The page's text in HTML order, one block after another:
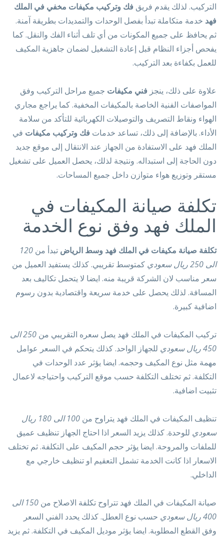
التركيب. لذلك يقدم فريق فك وتركيب مكيفات مخفي في الملك
فهد خدمة متكاملة تبدأ بفصل الوحدات والتمديدات بطريقة آمنة.
ثم يحافظ على جميع المكونات من أي تلف أثناء الفك والنقل. كما
يفحص أجزاء النظام قبل إعادة التشغيل لضمان جاهزية المكيف
للعمل بكفاءة بعد التركيب.
علاوة على ذلك، ينجز فني مكيفات جميع مراحل التركيب وفق
المواصفات الفنية الخاصة بالمكيفات المخفية. كما يراجع مجاري
الهواء ونقاط التصريف والتوصيلات الكهربائية للتأكد من سلامة
الأداء. بالإضافة إلى ذلك، تساعد خدمات فك وتركيب مكيفات في
الملك فهد على الاستفادة من الجهاز عند الانتقال إلى موقع جديد
دون الحاجة إلى استبداله. ونتيجة لذلك، يحصل العميل على تشغيل
مستقر وتوزيع هواء متوازن داخل جميع المساحات.
تكلفة صيانة المكيفات في
الملك فهد وفق نوع الخدمة
تكلفة صيانة مكيفات في الملك فهد وسط الرياض تبدأ من 120
الى 250 ريال سعودي
كمتوسط تقريبي. كذلك يستفيد العميل من
سعر مناسب لان الشركة قريبة منه. ايضا لا يتحمل تكاليف بعد
المسافة. لذلك يحصل على خدمة سريعة واقتصادية بدون رسوم
اضافية كبيرة.
تركيب المكيفات في الملك فهد يصل سعره التقريبي من
250 الى
450 ريال سعودي
للجهاز الواحد. كذلك يتحكم في السعر عوامل
مهمة مثل نوع المكيف وحجمه. ايضا يؤثر عدد الوحدات في
التكلفة. ثم تختلف التكلفة حسب موقع التركيب واحتياجه لاعمال
تثبيت اضافية.
تنظيف المكيفات في الملك فهد يتراوح من
100 الى 180 ريال
سعودي للوحدة. كذلك يزيد السعر اذا احتاج الجهاز تنظيف عميق
للملفات والمروحة. ايضا يؤثر حجم المكيف على التكلفة. ثم تختلف
الاسعار اذا كانت الخدمة تشمل التعقيم او تنظيف خارجي مع
الداخلي.
صيانة المكيفات في الملك فهد تتراوح تكلفة الاصلاح من
150 الى
400 ريال سعودي
حسب نوع العطل. كذلك يحدد الفني السعر
وفق القطع المطلوبة. ايضا يؤثر موديل المكيف في التكلفة. ثم يزيد